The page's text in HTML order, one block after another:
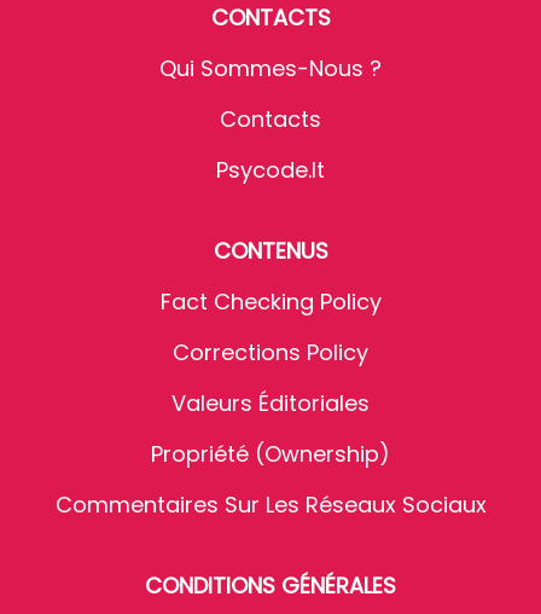
CONTACTS
Qui Sommes-Nous ?
Contacts
Psycode.it
CONTENUS
Fact Checking Policy
Corrections Policy
Valeurs Éditoriales
Propriété (Ownership)
Commentaires Sur Les Réseaux Sociaux
CONDITIONS GÉNÉRALES